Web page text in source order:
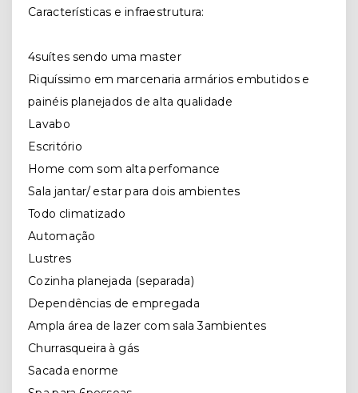
Características e infraestrutura:
4suítes sendo uma master
Riquíssimo em marcenaria armários embutidos e
painéis planejados de alta qualidade
Lavabo
Escritório
Home com som alta perfomance
Sala jantar/ estar para dois ambientes
Todo climatizado
Automação
Lustres
Cozinha planejada (separada)
Dependências de empregada
Ampla área de lazer com sala 3ambientes
Churrasqueira à gás
Sacada enorme